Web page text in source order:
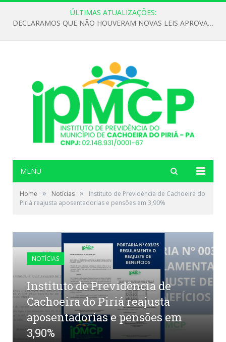
ÚLTIMAS ATUALIZAÇÕES:
DECLARAMOS QUE NÃO HOUVERAM NOVAS LEIS APROVADAS ATÉ O MOMENTO PARA O INSTITUTO DE PREVIDÊNCIA NO ANO DE 2026
MENU
Home » Notícias »
Instituto de Previdência de Cachoeira do
Piriá reajusta aposentadorias e pensões em 3,90%
NOTÍCIAS
Instituto de Previdência de
Cachoeira do Piriá reajusta
aposentadorias e pensões em
3,90%